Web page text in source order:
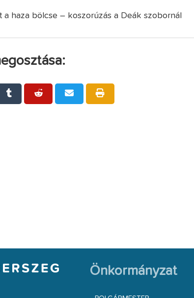
haza bölcse – koszorúzás a Deák szobornál
Önkormányzat